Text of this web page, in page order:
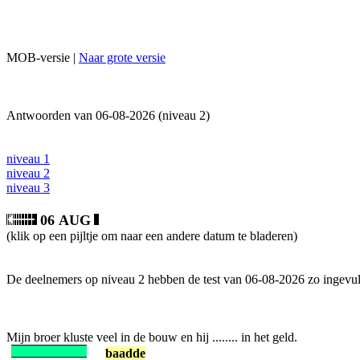
MOB-versie | Naar grote versie
Antwoorden van 06-08-2026 (niveau 2)
niveau 1
niveau 2
niveau 3
06 AUG
(klik op een pijltje om naar een andere datum te bladeren)
De deelnemers op niveau 2 hebben de test van 06-08-2026 zo
Mijn broer kluste veel in de bouw en hij ........ in het geld.
baadde